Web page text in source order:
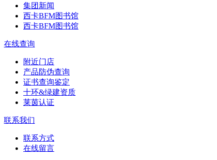
集团新闻
西卡BFM图书馆
西卡BFM图书馆
在线查询
附近门店
产品防伪查询
证书查询鉴定
十环&绿建资质
莱茵认证
联系我们
联系方式
在线留言